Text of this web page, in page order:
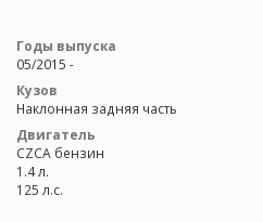
Годы выпуска
05/2015 -
Кузов
Наклонная задняя часть
Двигатель
CZCA бензин
1.4 л.
125 л.с.